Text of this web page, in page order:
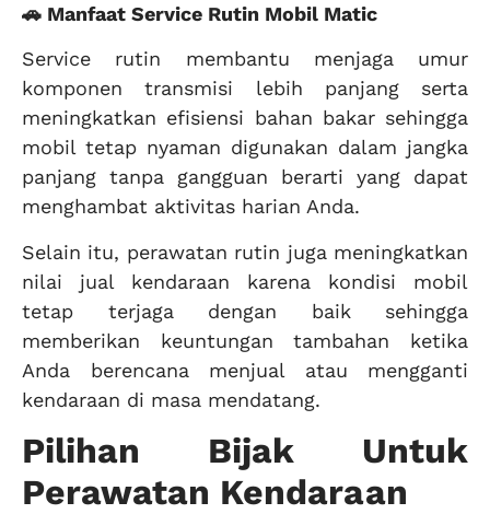
🚗 Manfaat Service Rutin Mobil Matic
Service rutin membantu menjaga umur
komponen transmisi lebih panjang serta
meningkatkan efisiensi bahan bakar sehingga
mobil tetap nyaman digunakan dalam jangka
panjang tanpa gangguan berarti yang dapat
menghambat aktivitas harian Anda.
Selain itu, perawatan rutin juga meningkatkan
nilai jual kendaraan karena kondisi mobil
tetap terjaga dengan baik sehingga
memberikan keuntungan tambahan ketika
Anda berencana menjual atau mengganti
kendaraan di masa mendatang.
Pilihan Bijak Untuk
Perawatan Kendaraan